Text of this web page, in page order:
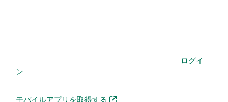
ログイ
ン
モバイルアプリを取得する